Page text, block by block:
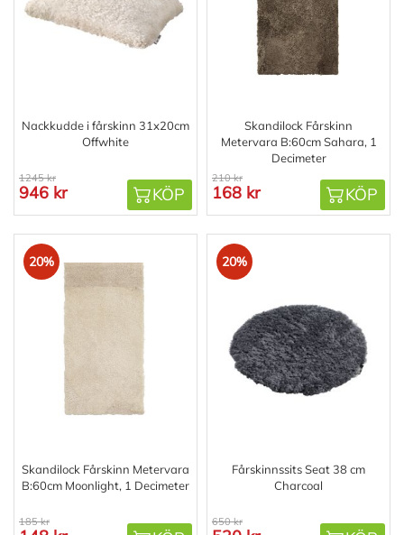
Nackkudde i fårskinn 31x20cm
Offwhite
1245 kr
946 kr KÖP
Skandilock Fårskinn
Metervara B:60cm Sahara, 1
Decimeter
210 kr
168 kr KÖP
20%
Skandilock Fårskinn Metervara
B:60cm Moonlight, 1 Decimeter
185 kr
20%
Fårskinnssits Seat 38 cm
Charcoal
650 kr